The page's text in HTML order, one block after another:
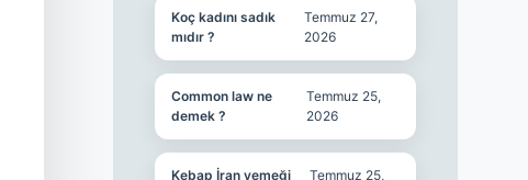
Koç kadını sadık
mıdır ?
Temmuz 27,
2026
Common law ne
demek ?
Temmuz 25,
2026
Kebap İran yemeği
Temmuz 25,